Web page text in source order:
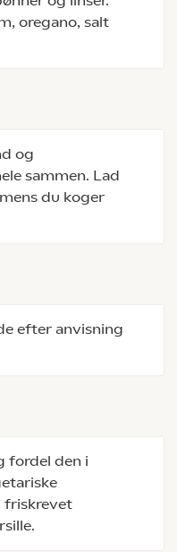
oregano, salt
og
sammen. Lad
du koger
efter anvisning
fordel den i
friskrevet